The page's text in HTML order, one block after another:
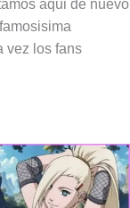
aqui de nuevo
vez los fans